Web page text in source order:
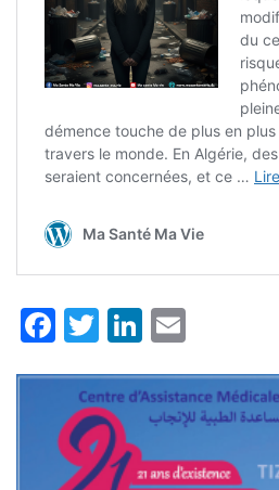
Facebook
TwitterLinkedIn